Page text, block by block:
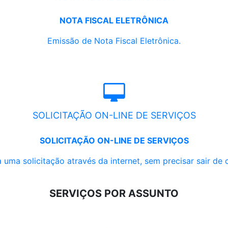
NOTA FISCAL ELETRÔNICA
Emissão de Nota Fiscal Eletrônica.
SOLICITAÇÃO ON-LINE DE SERVIÇOS
SOLICITAÇÃO ON-LINE DE SERVIÇOS
uma solicitação através da internet, sem precisar sair de
SERVIÇOS POR ASSUNTO